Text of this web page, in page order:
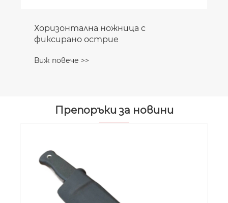
Хоризонтална ножница с
фиксирано острие
Виж повече >>
Препоръки за новини